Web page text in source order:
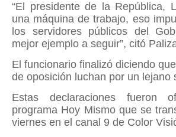
“El presidente de la República,
una máquina de trabajo, eso
los servidores públicos del
mejor ejemplo a seguir”, citó
El funcionario finalizó diciendo
de oposición luchan por un lejano
Estas declaraciones fueron
programa Hoy Mismo que se
viernes en el canal 9 de Color